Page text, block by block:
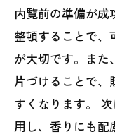
内覧前の準備が
整頓することで、
が大切です。また
片づけることで、
すくなります。
用し、香りにも配